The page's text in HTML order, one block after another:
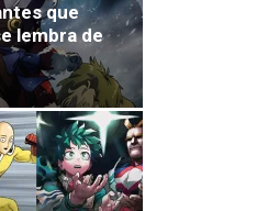
que
lembra de